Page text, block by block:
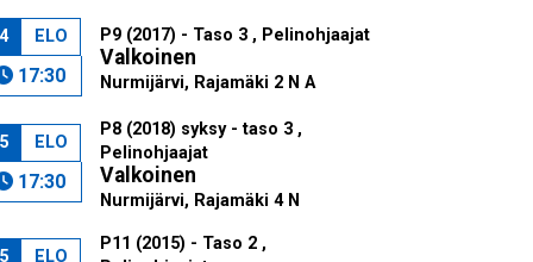
ELO
17:30
P9 (2017) - Taso 3 , Pelinohjaajat
Valkoinen
Nurmijärvi, Rajamäki 2 N A
ELO
17:30
P8 (2018) syksy - taso 3 ,
Pelinohjaajat
Valkoinen
Nurmijärvi, Rajamäki 4 N
ELO
P11 (2015) - Taso 2 ,